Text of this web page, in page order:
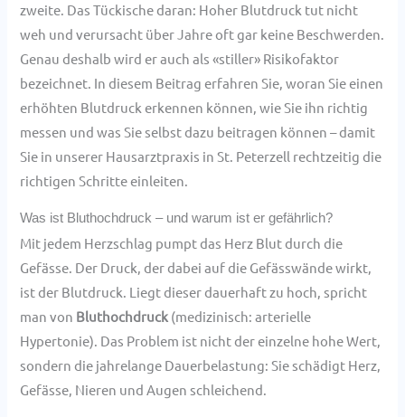
zweite. Das Tückische daran: Hoher Blutdruck tut nicht
weh und verursacht über Jahre oft gar keine Beschwerden.
Genau deshalb wird er auch als «stiller» Risikofaktor
bezeichnet. In diesem Beitrag erfahren Sie, woran Sie einen
erhöhten Blutdruck erkennen können, wie Sie ihn richtig
messen und was Sie selbst dazu beitragen können – damit
Sie in unserer Hausarztpraxis in St. Peterzell rechtzeitig die
richtigen Schritte einleiten.
Was ist Bluthochdruck – und warum ist er gefährlich?
Mit jedem Herzschlag pumpt das Herz Blut durch die
Gefässe. Der Druck, der dabei auf die Gefässwände wirkt,
ist der Blutdruck. Liegt dieser dauerhaft zu hoch, spricht
man von Bluthochdruck (medizinisch: arterielle
Hypertonie). Das Problem ist nicht der einzelne hohe Wert,
sondern die jahrelange Dauerbelastung: Sie schädigt Herz,
Gefässe, Nieren und Augen schleichend.